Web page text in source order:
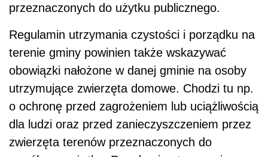
przeznaczonych do użytku publicznego.
Regulamin utrzymania czystości i porządku na
terenie gminy powinien także wskazywać
obowiązki nałożone w danej gminie na osoby
utrzymujące zwierzęta domowe. Chodzi tu np.
o ochronę przed zagrożeniem lub uciążliwością
dla ludzi oraz przed zanieczyszczeniem przez
zwierzęta terenów przeznaczonych do